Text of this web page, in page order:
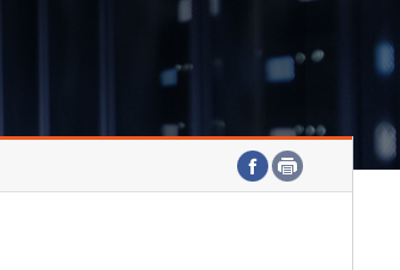
연구원 고객헌장
주요업무연락처